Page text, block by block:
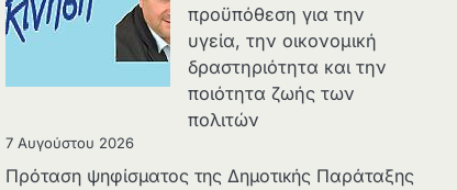
προϋπόθεση για την
υγεία, την οικονομική
δραστηριότητα και την
ποιότητα ζωής των
πολιτών
7 Αυγούστου 2026
Πρόταση ψηφίσματος της Δημοτικής Παράταξης